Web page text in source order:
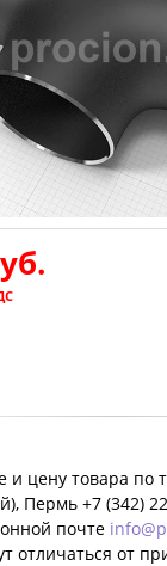
цену товара по
Пермь +7 (342)
почте
отличаться от